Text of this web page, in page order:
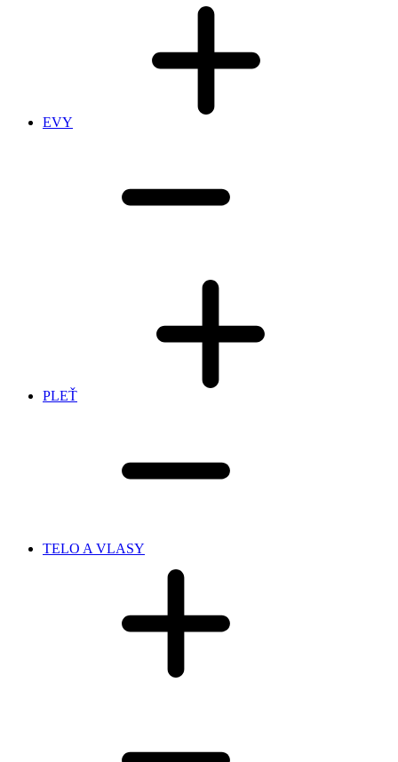
EVY
PLEŤ
TELO A VLASY